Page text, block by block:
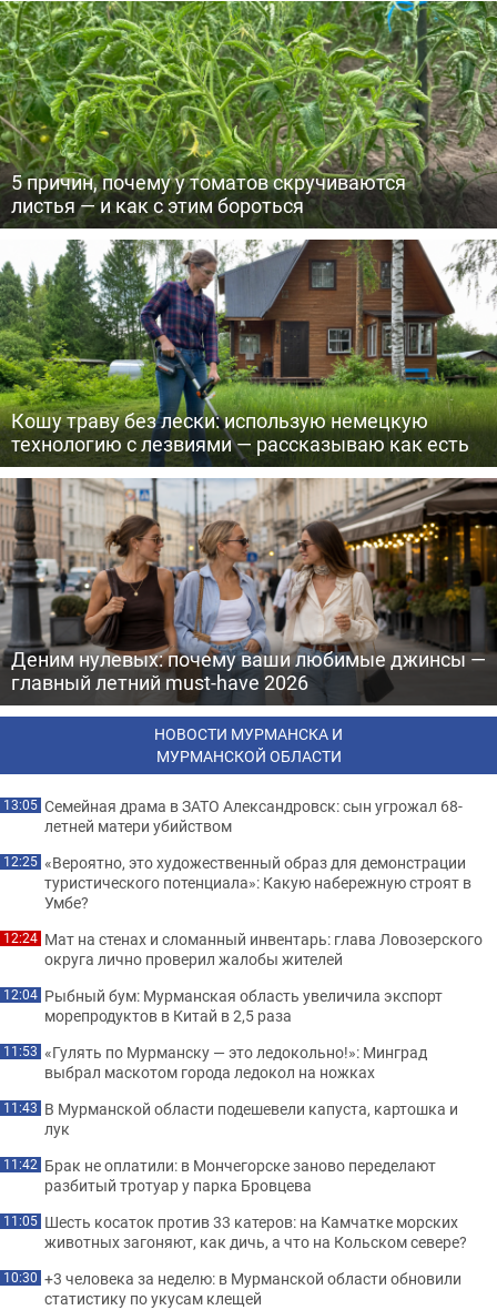
5 причин, почему у томатов скручиваются
листья — и как с этим бороться
Кошу траву без лески: использую немецкую
технологию с лезвиями — рассказываю как есть
Деним нулевых: почему ваши любимые джинсы —
главный летний must-have 2026
НОВОСТИ МУРМАНСКА И
МУРМАНСКОЙ ОБЛАСТИ
13:05 Семейная драма в ЗАТО Александровск: сын угрожал 68-
летней матери убийством
12:25 «Вероятно, это художественный образ для демонстрации
туристического потенциала»: Какую набережную строят в
Умбе?
12:24 Мат на стенах и сломанный инвентарь: глава Ловозерского
округа лично проверил жалобы жителей
12:04 Рыбный бум: Мурманская область увеличила экспорт
морепродуктов в Китай в 2,5 раза
11:53 «Гулять по Мурманску — это ледокольно!»: Минград
выбрал маскотом города ледокол на ножках
11:43 В Мурманской области подешевели капуста, картошка и
лук
11:42 Брак не оплатили: в Мончегорске заново переделают
разбитый тротуар у парка Бровцева
11:05 Шесть косаток против 33 катеров: на Камчатке морских
животных загоняют, как дичь, а что на Кольском севере?
10:30 +3 человека за неделю: в Мурманской области обновили
статистику по укусам клещей